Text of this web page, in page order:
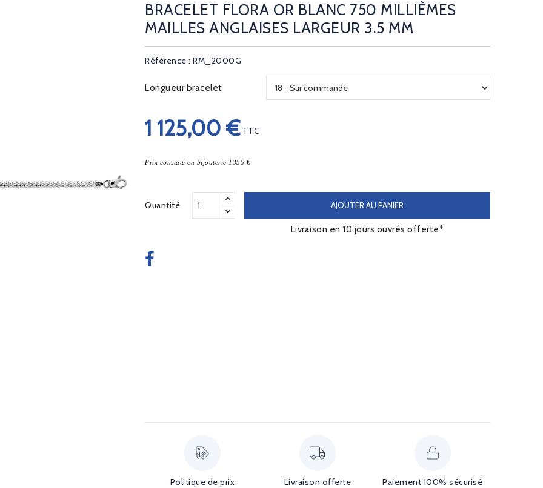
BRACELET FLORA OR BLANC 750 MILLIÈMES
MAILLES ANGLAISES LARGEUR 3.5 MM
Référence : RM_2000G
Longueur bracelet
1 125,00 € TTC
Prix constaté en bijouterie 1355 €
Quantité AJOUTER AU PANIER
Livraison en 10 jours ouvrés offerte*
Politique de prix Livraison offerte Paiement 100% sécurisé